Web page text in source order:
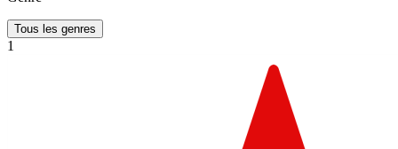
Tous les genres
1